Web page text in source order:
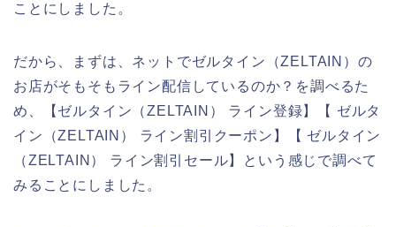
ことにしました。
だから、まずは、ネットでゼルタイン（ZELTAIN）の
お店がそもそもライン配信しているのか？を調べるた
め、【ゼルタイン（ZELTAIN） ライン登録】【 ゼルタ
イン（ZELTAIN） ライン割引クーポン】【 ゼルタイン
（ZELTAIN） ライン割引セール】という感じで調べて
みることにしました。